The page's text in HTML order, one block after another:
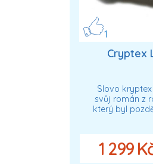
1
Cryptex
Slovo
svůj román z
který byl
1 299